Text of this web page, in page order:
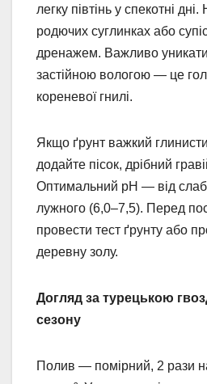
легку півтінь у спекотні
родючих суглинках або
дренажем. Важливо уникати
застійною вологою — це
кореневої гнилі.
Якщо ґрунт важкий
додайте пісок, дрібний
Оптимальний pH — від
лужного (6,0–7,5). Перед
провести тест ґрунту або
деревну золу.
Догляд за турецькою
сезону
Полив — помірний, 2 рази